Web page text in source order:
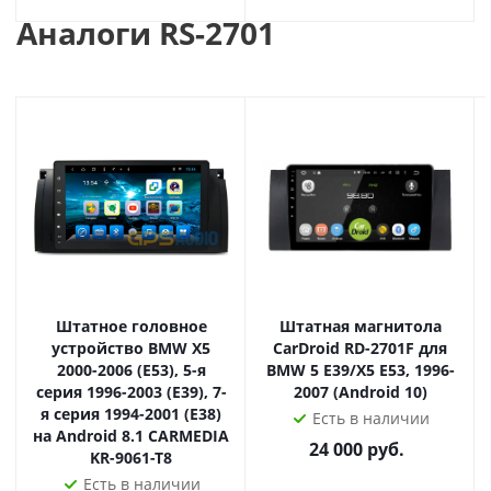
переходниками для штатной проводки, потому
дисплей, которым легко можно управлять несколькими
пальцами, масштабируя карты и картинки. К тому же
дисплеи на магнитолах roXimo хорошо
зарекомендовали себя в условиях суровых Российских
Огромное количество пользовательских настроек,
таких как смена логотипа, заставки, настройка рабочих
столов, мультиязычность, всеформатность - позволят
любому пользователю настроить работу магнитолы на
базе Android 10 под собственные предпочтения.
Аналоги RS-2701
Штатное головное
устройство BMW X5
2000-2006 (E53), 5-я
серия 1996-2003 (E39), 7-
я серия 1994-2001 (E38)
на Android 8.1 CARMEDIA
KR-9061-T8
Есть в наличии
Штатная магнитола
CarDroid RD-2701F для
BMW 5 E39/X5 E53, 1996-
2007 (Android 10)
Есть в наличии
24 000руб.